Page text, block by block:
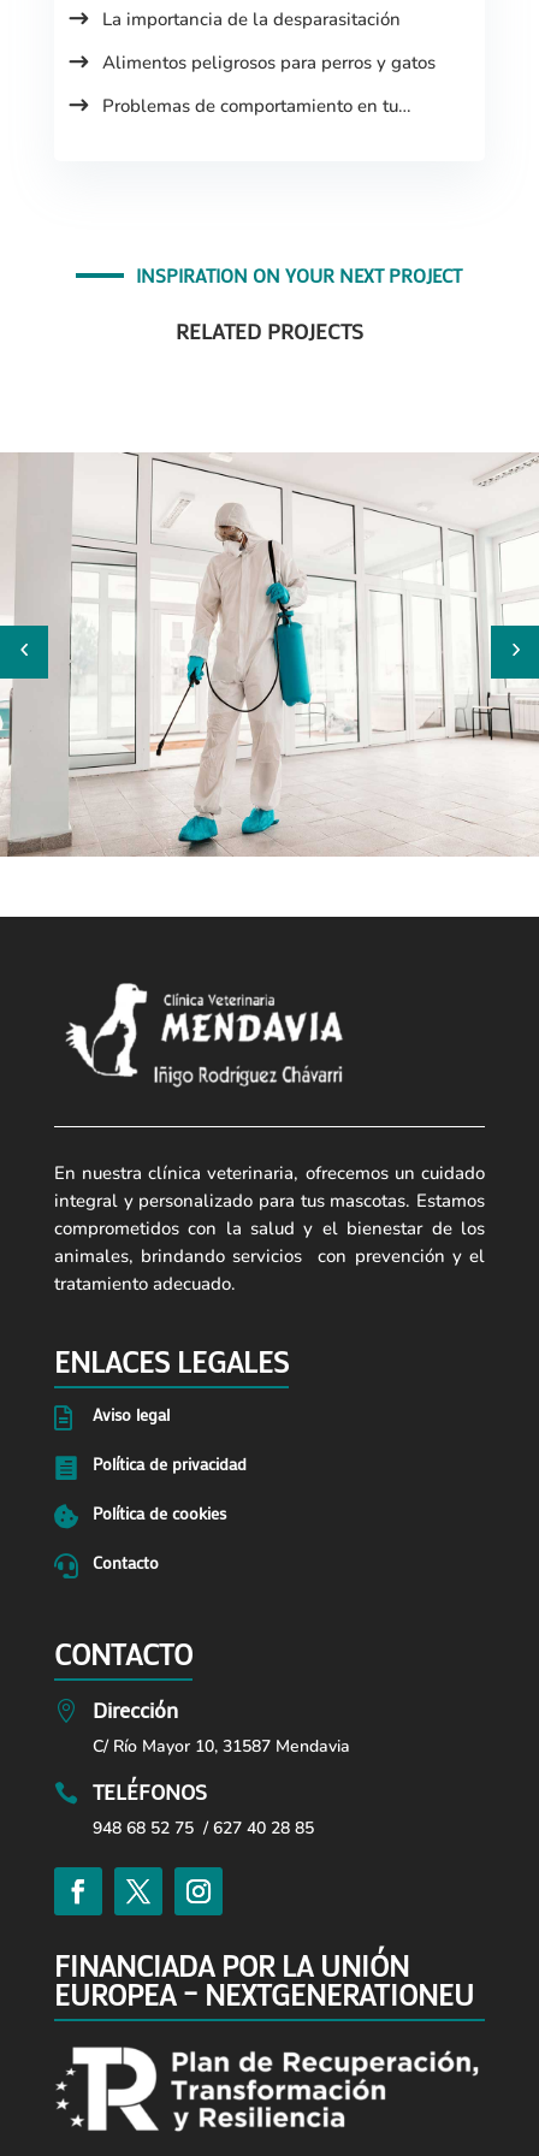
La importancia de la desparasitación
Alimentos peligrosos para perros y gatos
Problemas de comportamiento en tu
INSPIRATION ON YOUR NEXT PROJECT
RELATED PROJECTS
En nuestra clínica veterinaria, ofrecemos un cuidado
integral y personalizado para tus mascotas. Estamos
comprometidos con la salud y el bienestar de los
animales, brindando servicios con prevención y el
tratamiento adecuado.
ENLACES LEGALES
 Aviso legal
 Política de privacidad
 Política de cookies
 Contacto
CONTACTO
 Dirección
C/ Río Mayor 10, 31587 Mendavia
 TELÉFONOS
948 68 52 75 / 627 40 28 85
FINANCIADA POR LA UNIÓN
EUROPEA – NEXTGENERATIONEU